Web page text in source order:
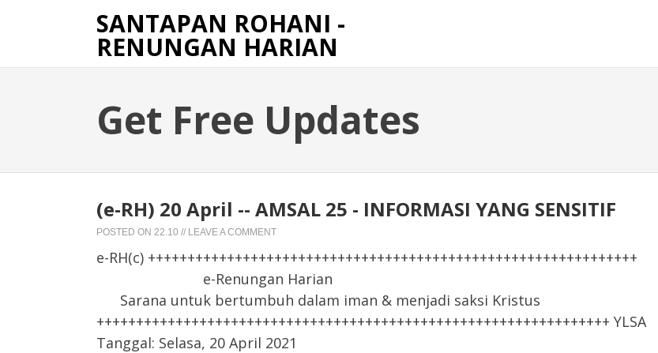
SANTAPAN ROHANI -
RENUNGAN HARIAN
Get Free Updates
(e-RH) 20 April -- AMSAL 25 - INFORMASI YANG SENSITIF
POSTED ON 22.10 // LEAVE A COMMENT
e-RH(c) ++++++++++++++++++++++++++++++++++++++++++++++++++++++++++++++
e-Renungan Harian
Sarana untuk bertumbuh dalam iman & menjadi saksi Kristus
+++++++++++++++++++++++++++++++++++++++++++++++++++++++++++++++++ YLSA
Tanggal: Selasa, 20 April 2021